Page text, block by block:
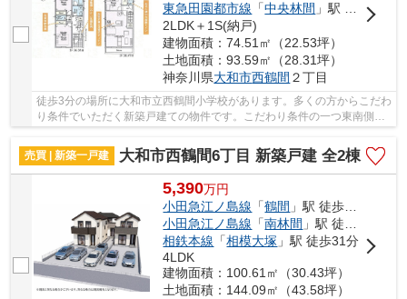
東急田園都市線 「中央林間 」駅 徒歩30分
2LDK＋1S(納戸)
建物面積：74.51㎡（22.53坪）
土地面積：93.59㎡（28.31坪）
神奈川県大和市西鶴間 ２丁目
徒歩3分の場所に大和市立西鶴間小学校があります。多くの方からこだわ
り条件でいただく新築戸建ての物件です。こだわり条件の一つ東南側道
売買 | 新築一戸建
大和市西鶴間6丁目 新築戸建 全2棟
5,390万円
小田急江ノ島線 「鶴間 」駅 徒歩11分
小田急江ノ島線 「南林間 」駅 徒歩16分
相鉄本線 「相模大塚 」駅 徒歩31分
4LDK
建物面積：100.61㎡（30.43坪）
土地面積：144.09㎡（43.58坪）